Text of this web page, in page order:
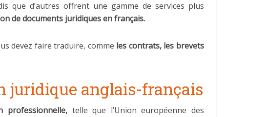
que d’autres offrent une gamme de services plus
de documents juridiques en français.
devez faire traduire, comme les contrats, les brevets
juridique anglais-français
professionnelle,telle que l’Union européenne des